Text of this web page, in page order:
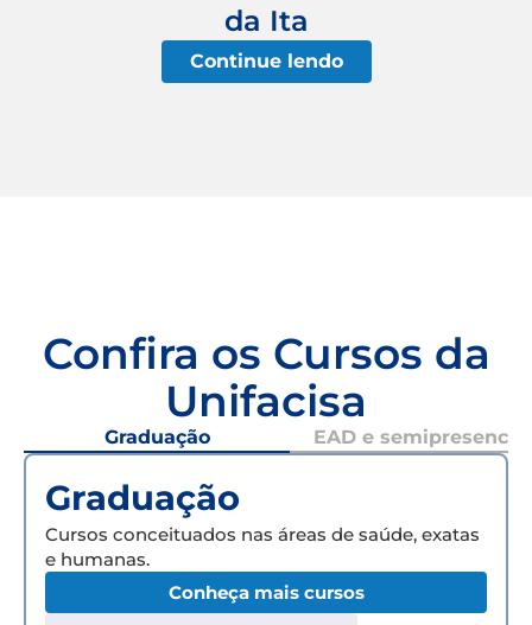
da Ita
Continue lendo
Confira os Cursos da
Unifacisa
Graduação EAD e semipresencial
Graduação
Cursos conceituados nas áreas de saúde, exatas
e humanas.
Conheça mais cursos